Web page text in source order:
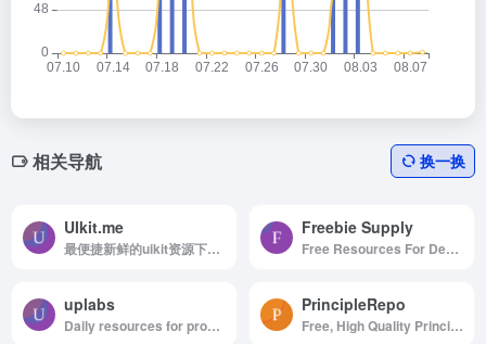
相关导航 换一换
UIkit.me
最便捷新鲜的uikit资源下载网站
Freebie Supply
Free Resources For Designers
uplabs
Daily resources for product designers & developers
PrincipleRepo
Free, High Quality Principle Resources